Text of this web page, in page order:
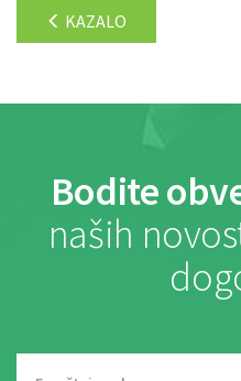
KAZALO
Bodite
naših